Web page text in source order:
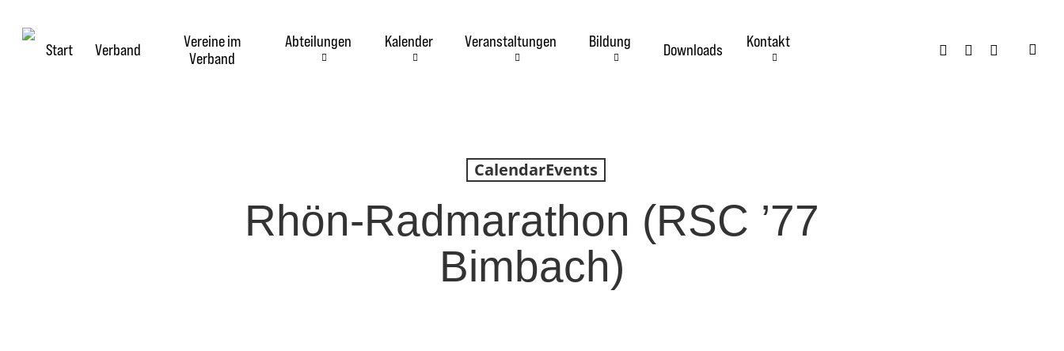
Start Verband
Vereine im
Verband
Abteilungen Kalender Veranstaltungen Bildung Downloads Kontakt twitterfacebookinstagram
CalendarEvents
Rhön-Radmarathon (RSC ’77
Bimbach)